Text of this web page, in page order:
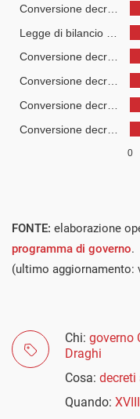
FONTE: elaborazione
programma di governo.
(ultimo aggiornamento:
Chi: governo
Draghi
Cosa:
Quando: